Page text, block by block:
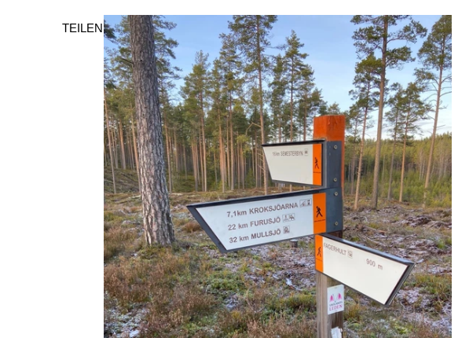
TEILEN
Bildergalerie